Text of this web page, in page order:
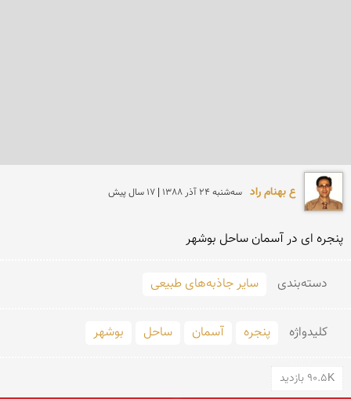
ع بهنام راد سه‌شنبه 24 آذر 1388 | 17 سال پیش
پنجره ای در آسمان ساحل بوشهر
دسته‌بندی سایر جاذبه‌های طبیعی
کلید‌واژه پنجره آسمان ساحل بوشهر
90.5K بازدید